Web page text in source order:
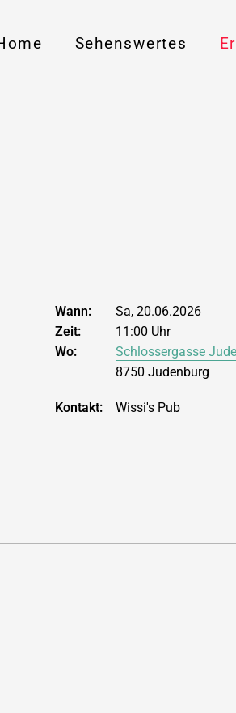
Sehenswertes
Wann:
Sa, 20.06.2026
Zeit:
11:00 Uhr
Wo:
Schlossergasse
8750 Judenburg
Kontakt: Wissi's Pub